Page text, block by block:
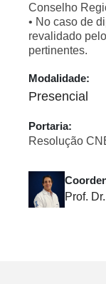
Conselho
• No caso de
revalidado
pertinentes.
Modalidade:
Presencial
Portaria:
Resolução
Prof.